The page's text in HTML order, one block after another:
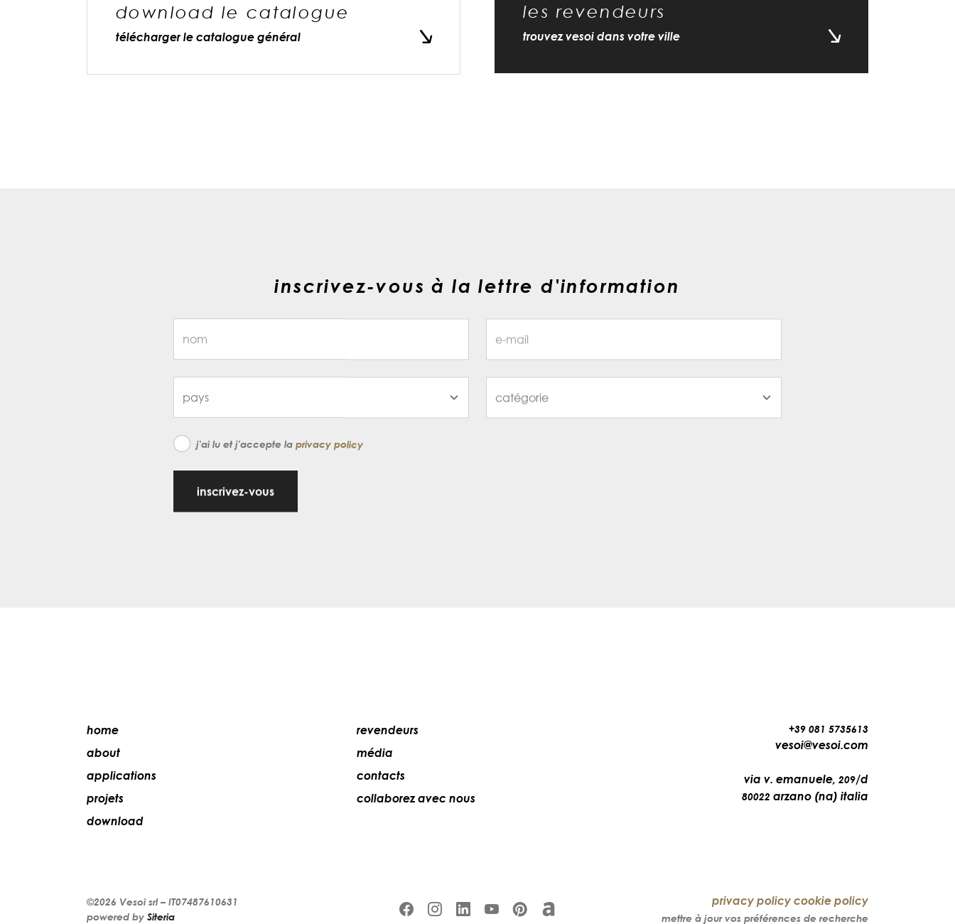
download le catalogue
télécharger le catalogue général
les revendeurs
trouvez vesoi dans votre ville
inscrivez-vous à la lettre d'information
j'ai lu et j'accepte la privacy policy
inscrivez-vous
home
about
applications
projets
download
revendeurs
média
contacts
collaborez avec nous
+39 081 5735613
vesoi@vesoi.com
via v. emanuele, 209/d
80022 arzano (na) italia
privacy policy cookie policy
mettre à jour vos préférences de recherche
©2026 Vesoi srl – IT07487610631
powered by Siteria